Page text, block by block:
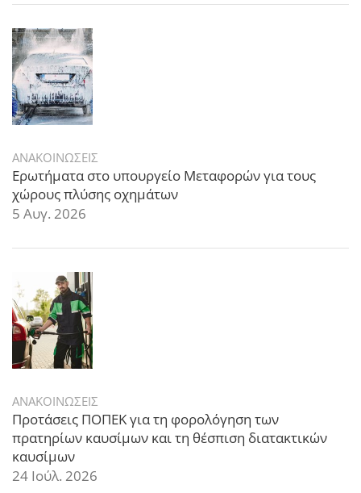
ΑΝΑΚΟΙΝΩΣΕΙΣ
Ερωτήματα στο υπουργείο Μεταφορών για τους
χώρους πλύσης οχημάτων
5 Αυγ. 2026
ΑΝΑΚΟΙΝΩΣΕΙΣ
Προτάσεις ΠΟΠΕΚ για τη φορολόγηση των
πρατηρίων καυσίμων και τη θέσπιση διατακτικών
καυσίμων
24 Ιούλ. 2026